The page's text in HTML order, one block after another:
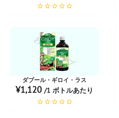
お薬ショップ
ダブール・ギロイ・ラス
¥1,120 /1 ボトルあたり